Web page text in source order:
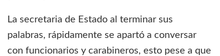
La secretaria de Estado al terminar sus
palabras, rápidamente se apartó a conversar
con funcionarios y carabineros, esto pese a que